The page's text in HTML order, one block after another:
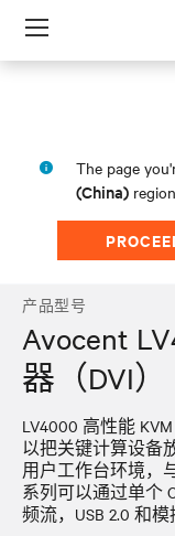
Menu
The page
(China)
产品型号
Avocent
器（DVI）
LV4000 高性能
以把关键计算设备
用户工作台环境，
系列可以通过单个
频流，USB 2.0 和模